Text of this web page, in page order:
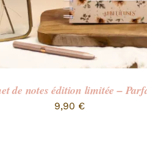
de notes édition limitée –
9,90 €